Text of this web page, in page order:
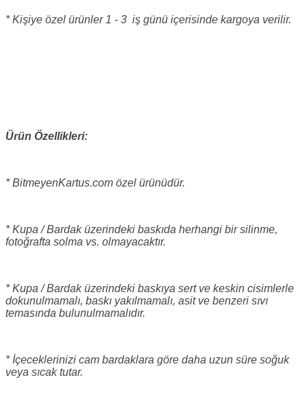
* Kişiye özel ürünler 1 - 3 iş günü içerisinde kargoya verilir.
Ürün Özellikleri:
* BitmeyenKartus.com özel ürünüdür.
* Kupa / Bardak üzerindeki baskıda herhangi bir silinme,
fotoğrafta solma vs. olmayacaktır.
* Kupa / Bardak üzerindeki baskıya sert ve keskin cisimlerle
dokunulmamalı, baskı yakılmamalı, asit ve benzeri sıvı
temasında bulunulmamalıdır.
* İçeceklerinizi cam bardaklara göre daha uzun süre soğuk
veya sıcak tutar.